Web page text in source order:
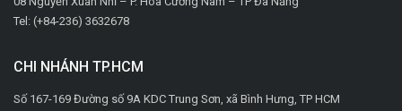
Tel: (+84-236) 3632678
CHI NHÁNH TP.HCM
Số 167-169 Đường số 9A KDC Trung Sơn, xã Bình Hưng, TP HCM